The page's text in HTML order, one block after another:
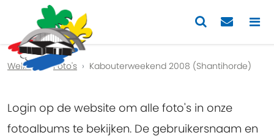
Previous
Welkom Foto's Kabouterweekend 2008 (Shantihorde)
Login op de website om alle foto's in onze
fotoalbums te bekijken. De gebruikersnaam en